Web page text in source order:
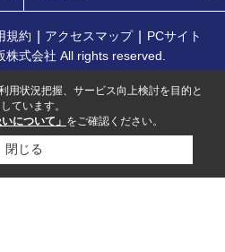
規約 アクセスマップ
PCサイト
株式会社 All rights reserved.
用状況把握、サービス向上検討を目的と
ています。
について」 をご確認ください。
閉じる